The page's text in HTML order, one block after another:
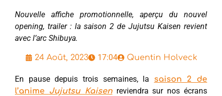
Nouvelle affiche promotionnelle, aperçu du nouvel
opening, trailer : la saison 2 de Jujutsu Kaisen revient
avec l’arc Shibuya.
24 Août, 2023 17:04 Quentin Holveck
En pause depuis trois semaines, la saison 2 de
l’anime Jujutsu Kaisenreviendra sur nos écrans